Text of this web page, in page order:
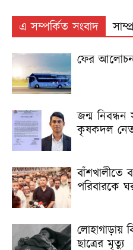
এ সম্পর্কিত সংবাদ
ফের
জন্ম
কৃষকদল
বাঁশখালীতে
পরিবারকে
লোহাগাড়ায়
ছাত্রের মৃত্যু